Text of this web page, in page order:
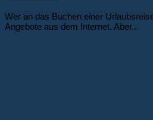
Wer an das Buchen einer
Angebote aus dem Internet. Aber...